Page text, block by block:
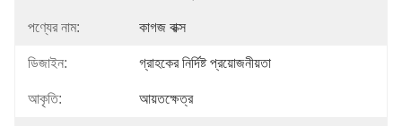
পণ্যের নাম: কাগজ বাক্স
ডিজাইন: গ্রাহকের নির্দিষ্ট প্রয়োজনীয়তা
আকৃতি: আয়তক্ষেত্র